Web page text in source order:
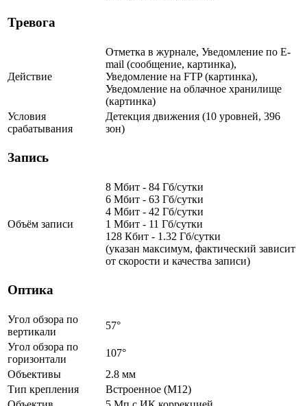
Тревога
Действие
Отметка в журнале, Уведомление по E-
mail (сообщение, картинка),
Уведомление на FTP (картинка),
Уведомление на облачное хранилище
(картинка)
Условия
срабатывания
Детекция движения (10 уровней, 396
зон)
Запись
Объём записи
8 Мбит - 84 Гб/сутки
6 Мбит - 63 Гб/сутки
4 Мбит - 42 Гб/сутки
1 Мбит - 11 Гб/сутки
128 Кбит - 1.32 Гб/сутки
(указан максимум, фактический зависит
от скорости и качества записи)
Оптика
Угол обзора по
вертикали
57°
Угол обзора по
горизонтали
107°
Объективы
2.8 мм
Тип крепления
Встроенное (М12)